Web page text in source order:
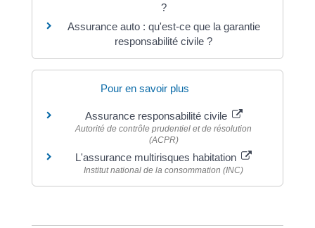
?
Assurance auto : qu'est-ce que la garantie
responsabilité civile ?
Pour en savoir plus
Assurance responsabilité civile
Autorité de contrôle prudentiel et de résolution
(ACPR)
L'assurance multirisques habitation
Institut national de la consommation (INC)